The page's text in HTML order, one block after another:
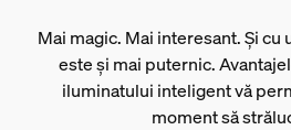
Mai magic. Mai interesant. Și cu
este și mai puternic.
iluminatului inteligent vă
moment să